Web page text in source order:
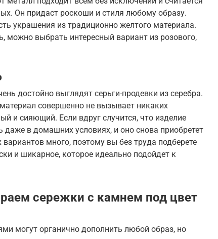
Он придаст роскоши и стиля любому образу.
украшения из традиционно желтого материала.
можно выбрать интересный вариант из розового,
достойно выглядят серьги-продевки из серебра.
совершенно не вызывает никаких
и сияющий. Если вдруг случится, что изделие
даже в домашних условиях, и оно снова приобретет
много, поэтому вы без труда подберете
и шикарное, которое идеально подойдет к
сережки с камнем под цвет
могут органично дополнить любой образ, но